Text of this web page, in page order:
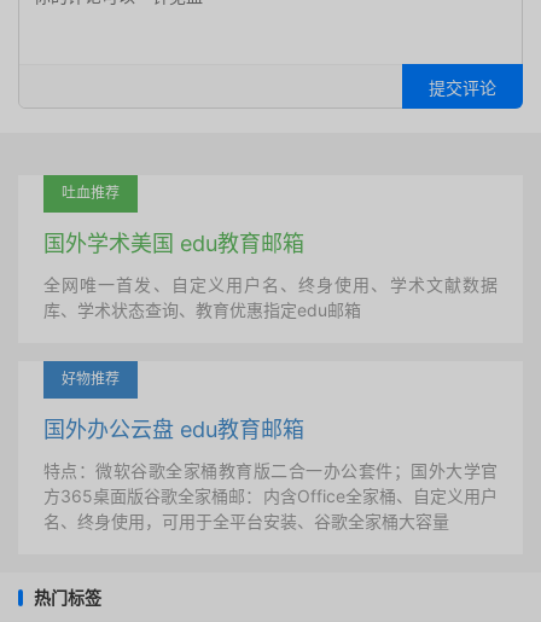
提交评论
吐血推荐
国外学术美国 edu教育邮箱
全网唯一首发、自定义用户名、终身使用、学术文献数据
库、学术状态查询、教育优惠指定edu邮箱
好物推荐
国外办公云盘 edu教育邮箱
特点：微软谷歌全家桶教育版二合一办公套件；国外大学官
方365桌面版谷歌全家桶邮：内含Office全家桶、自定义用户
名、终身使用，可用于全平台安装、谷歌全家桶大容量
热门标签